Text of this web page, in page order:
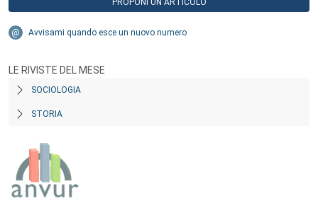
PROPONI UN ARTICOLO
Avvisami quando esce un nuovo numero
LE RIVISTE DEL MESE
SOCIOLOGIA
STORIA